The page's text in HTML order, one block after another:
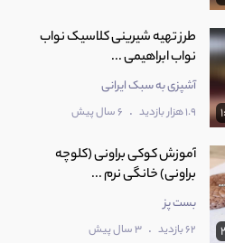
طرز تهیه شیرینی کلاسیک نواب
نواب ابراهیمی ...
آشپزی به سبک ایرانی
1.9 هزار بازدید . 6 سال پیش
آموزش کوکی براونی (کلوچه
براونی) خانگی نرم ...
بست پز
62 بازدید . 3 سال پیش